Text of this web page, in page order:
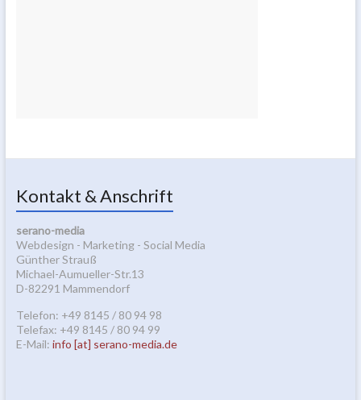
Kontakt & Anschrift
serano-media
Webdesign - Marketing - Social Media
Günther Strauß
Michael-Aumueller-Str.13
D-82291 Mammendorf
Telefon: +49 8145 / 80 94 98
Telefax: +49 8145 / 80 94 99
E-Mail: info [at] serano-media.de